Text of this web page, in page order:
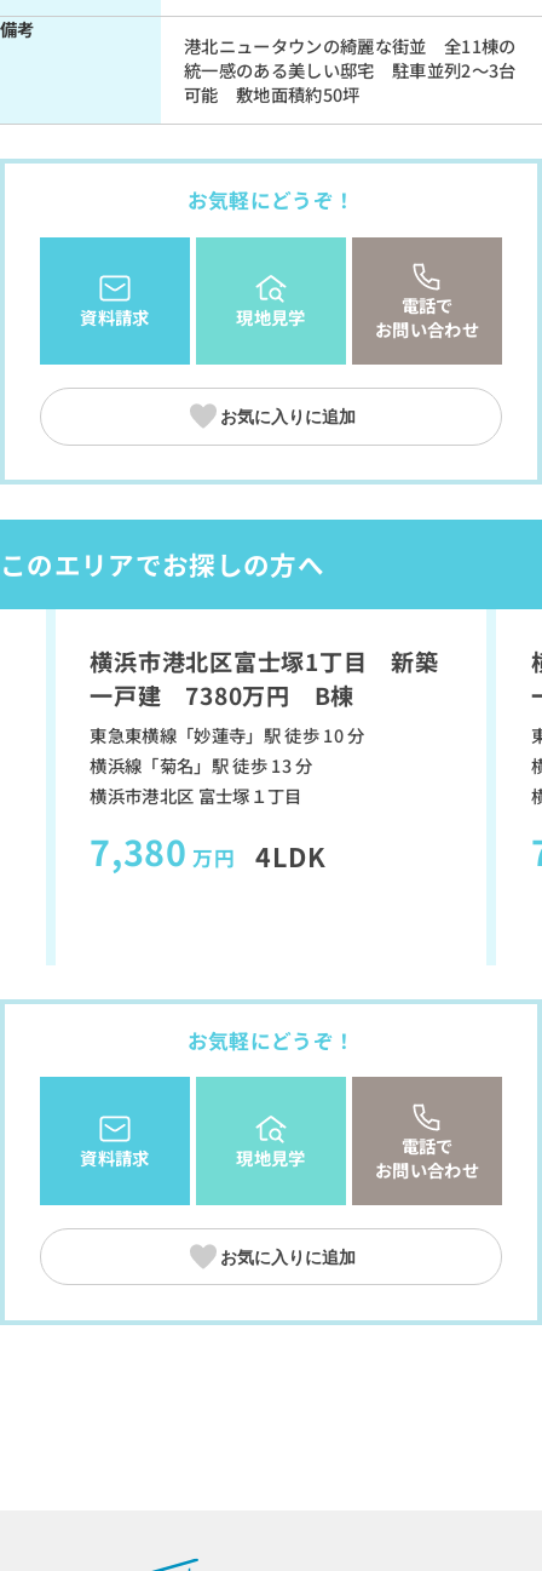
備考
港北ニュータウンの綺麗な街並 全11棟の
統一感のある美しい邸宅 駐車並列2～3台
可能 敷地面積約50坪
お気軽にどうぞ！
資料請求 現地見学
電話で
お問い合わせ
お気に入りに追加
このエリアでお探しの方へ
間取り
横浜市港北区富士塚1丁目 新築
一戸建 7380万円 B棟
東急東横線「妙蓮寺」駅 徒歩 10 分
横浜線「菊名」駅 徒歩 13 分
横浜市港北区 富士塚１丁目
7,380 万円 4LDK
お気軽にどうぞ！
資料請求 現地見学
電話で
お問い合わせ
お気に入りに追加